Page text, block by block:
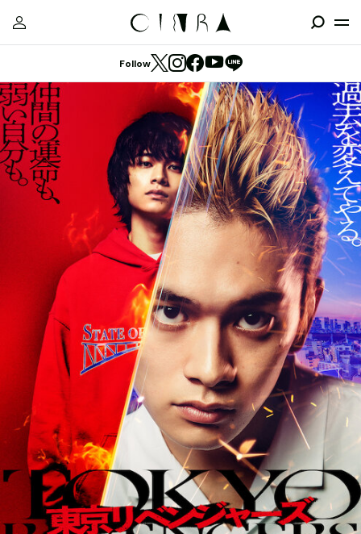
Follow